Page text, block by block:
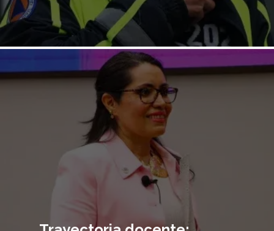
principal